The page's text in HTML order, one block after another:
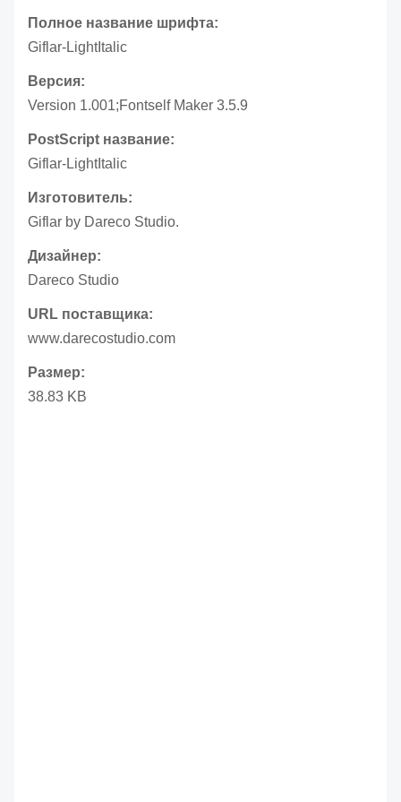
Полное название шрифта:
Giflar-LightItalic
Версия:
Version 1.001;Fontself Maker 3.5.9
PostScript название:
Giflar-LightItalic
Изготовитель:
Giflar by Dareco Studio.
Дизайнер:
Dareco Studio
URL поставщика:
www.darecostudio.com
Размер:
38.83 KB